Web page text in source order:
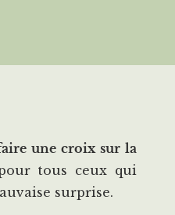
une croix sur la
tous ceux qui
surprise.